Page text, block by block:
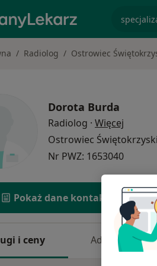
Radiolog Ostrowiec
Dorota Burda
Radiolog · Więcej
Ostrowiec Świętokrzyski
Nr PWZ: 1653040
Pokaż dane kontaktowe
i ceny Adresy